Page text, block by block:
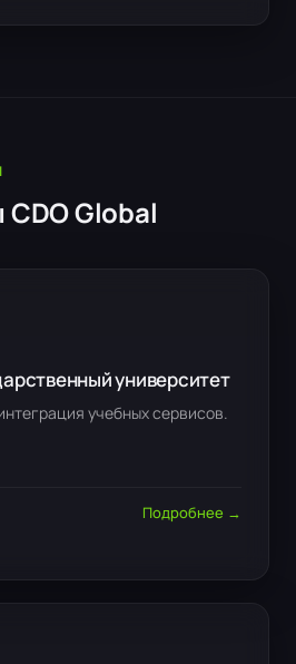
Global
университет
учебных сервисов.
Подробнее →